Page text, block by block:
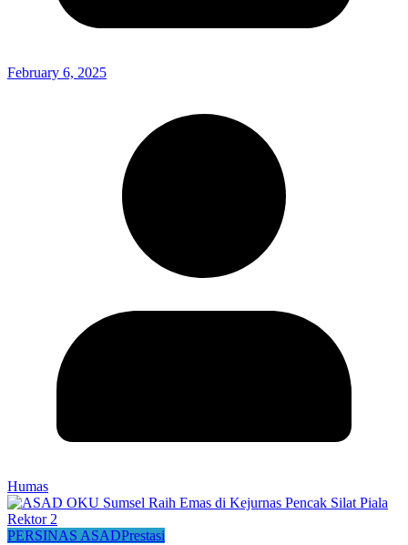
February 6, 2025
Humas
PERSINAS ASADPrestasi